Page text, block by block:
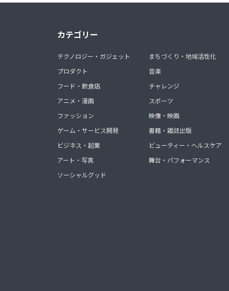
カテゴリー
テクノロジー・ガジェット
プロダクト
フード・飲食店
アニメ・漫画
ファッション
ゲーム・サービス開発
ビジネス・起業
アート・写真
ソーシャルグッド
まちづくり・地域活性化
音楽
チャレンジ
スポーツ
映像・映画
書籍・雑誌出版
ビューティー・ヘルスケア
舞台・パフォーマンス